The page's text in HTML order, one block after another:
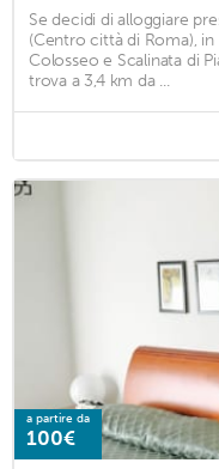
Se decidi di alloggiare
(Centro città di Roma),
Colosseo e Scalinata di
trova a 3,4 km da ...
a partire da
100€